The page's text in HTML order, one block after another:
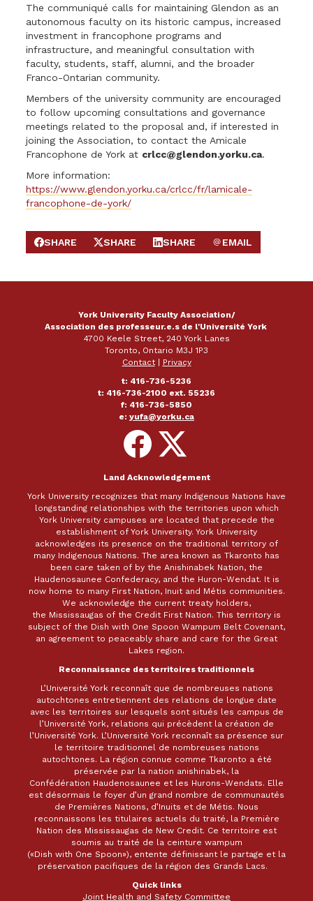
The communiqué calls for maintaining Glendon as an
autonomous faculty on its historic campus, increased
investment in francophone programs and
infrastructure, and meaningful consultation with
faculty, students, staff, alumni, and the broader
Franco-Ontarian community.
Members of the university community are encouraged
to follow upcoming consultations and governance
meetings related to the proposal and, if interested in
joining the Association, to contact the Amicale
Francophone de York at crlcc@glendon.yorku.ca.
More information:
https://www.glendon.yorku.ca/crlcc/fr/lamicale-
francophone-de-york/
SHARE ON FACEBOOK
SHARE
SHARE ON X
SHARE
SHARE ON LINKEDIN
SHARE
SEND EMAIL
EMAIL
York University Faculty Association/
Association des professeur.e.s de l'Université York
4700 Keele Street, 240 York Lanes
Toronto, Ontario M3J 1P3
Contact| Privacy
t: 416-736-5236
t: 416-736-2100 ext. 55236
f: 416-736-5850
e: yufa@yorku.ca
Follow
on
Facebook
Follow
on
X
Land Acknowledgement
York University recognizes that many Indigenous Nations have
longstanding relationships with the territories upon which
York University campuses are located that precede the
establishment of York University. York University
acknowledges its presence on the traditional territory of
many Indigenous Nations. The area known as Tkaronto has
been care taken of by the Anishinabek Nation, the
Haudenosaunee Confederacy, and the Huron-Wendat. It is
now home to many First Nation, Inuit and Métis communities.
We acknowledge the current treaty holders,
the Mississaugas of the Credit First Nation. This territory is
subject of the Dish with One Spoon Wampum Belt Covenant,
an agreement to peaceably share and care for the Great
Lakes region.
Reconnaissance des territoires traditionnels
L’Université York reconnaît que de nombreuses nations
autochtones entretiennent des relations de longue date
avec les territoires sur lesquels sont situés les campus de
l’Université York, relations qui précèdent la création de
l’Université York. L’Université York reconnaît sa présence sur
le territoire traditionnel de nombreuses nations
autochtones. La région connue comme Tkaronto a été
préservée par la nation anishinabek, la
Confédération Haudenosaunee et les Hurons-Wendats. Elle
est désormais le foyer d’un grand nombre de communautés
de Premières Nations, d’Inuits et de Métis. Nous
reconnaissons les titulaires actuels du traité, la Première
Nation des Mississaugas de New Credit. Ce territoire est
soumis au traité de la ceinture wampum
(«Dish with One Spoon»), entente définissant le partage et la
préservation pacifiques de la région des Grands Lacs.
Quick links
Joint Health and Safety Committee